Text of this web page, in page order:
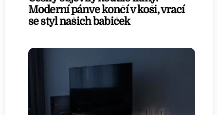
Moderní pánve končí v koši, vrací
se styl našich babiček